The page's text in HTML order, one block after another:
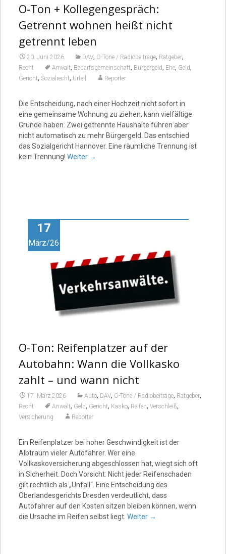
O-Ton + Kollegengespräch:
Getrennt wohnen heißt nicht
getrennt leben
20. Juni 2026 DAV, O-Töne / Radiobeiträge, Ratgeber,
Recht Anwalt, Bedarfsgemeinschaft, Bürgergeld, Ehe, Geld,
Gericht, Sozialrecht, Urteil Reporter
Die Entscheidung, nach einer Hochzeit nicht sofort in
eine gemeinsame Wohnung zu ziehen, kann vielfältige
Gründe haben. Zwei getrennte Haushalte führen aber
nicht automatisch zu mehr Bürgergeld. Das entschied
das Sozialgericht Hannover. Eine räumliche Trennung ist
kein Trennung! Weiter →
17
März/26
O-Ton: Reifenplatzer auf der
Autobahn: Wann die Vollkasko
zahlt – und wann nicht
17. März 2026 Auto, DAV, O-Töne / Radiobeiträge, Ratgeber,
Recht Anwalt, Geld, Gericht, Kasko, Reifen, Verschleiß,
Versicherung Reporter
Ein Reifenplatzer bei hoher Geschwindigkeit ist der
Albtraum vieler Autofahrer. Wer eine
Vollkaskoversicherung abgeschlossen hat, wiegt sich oft
in Sicherheit. Doch Vorsicht: Nicht jeder Reifenschaden
gilt rechtlich als „Unfall“. Eine Entscheidung des
Oberlandesgerichts Dresden verdeutlicht, dass
Autofahrer auf den Kosten sitzen bleiben können, wenn
die Ursache im Reifen selbst liegt. Weiter →